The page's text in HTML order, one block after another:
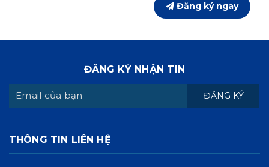
Đăng ký ngay
ĐĂNG KÝ NHẬN TIN
ĐĂNG KÝ
THÔNG TIN LIÊN HỆ